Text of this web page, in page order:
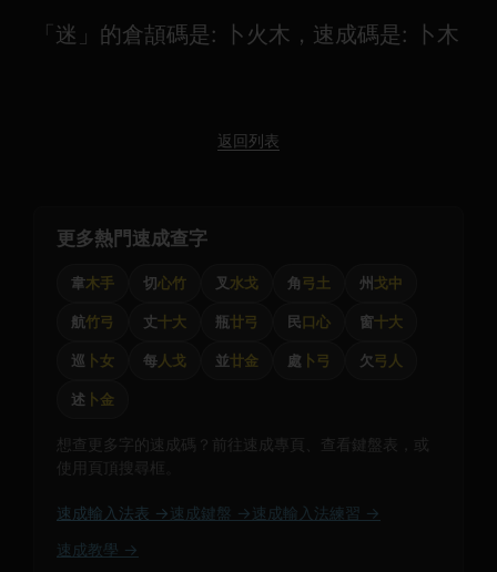
「迷」的倉頡碼是: 卜火木，速成碼是: 卜木
返回列表
更多熱門速成查字
韋木手 切心竹 叉 水戈 角弓土 州 戈中
航竹弓 丈十大 瓶廿弓 民口心 窗十大
巡 卜女 每人戈 並廿金 處 卜弓 欠弓人
述 卜金
想查更多字的速成碼？前往速成專頁、查看鍵盤表，或
使用頁頂搜尋框。
速成輸入法表 → 速成鍵盤 → 速成輸入法練習 →
速成教學 →